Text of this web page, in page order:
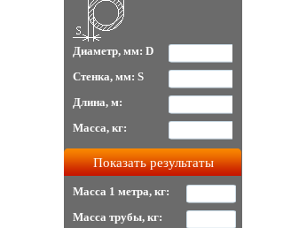
Диаметр, мм: D
Стенка, мм: S
Длина, м:
Масса, кг:
Масса 1 метра, кг:
Масса трубы, кг: